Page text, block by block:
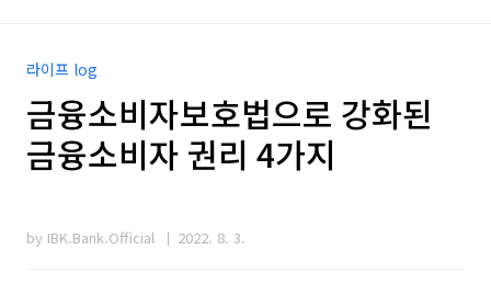
라이프 log
금융소비자보호법으로 강화된
금융소비자 권리 4가지
by IBK.Bank.Official 2022. 8. 3.